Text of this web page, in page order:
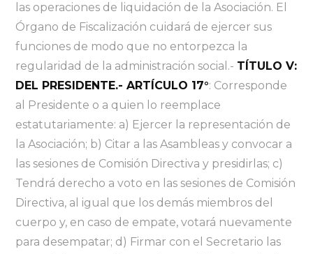
las operaciones de liquidación de la Asociación. El
Órgano de Fiscalización cuidará de ejercer sus
funciones de modo que no entorpezca la
regularidad de la administración social.- TÍTULO V:
DEL PRESIDENTE.- ARTÍCULO 17°: Corresponde
al Presidente o a quien lo reemplace
estatutariamente: a) Ejercer la representación de
la Asociación; b) Citar a las Asambleas y convocar a
las sesiones de Comisión Directiva y presidirlas; c)
Tendrá derecho a voto en las sesiones de Comisión
Directiva, al igual que los demás miembros del
cuerpo y, en caso de empate, votará nuevamente
para desempatar; d) Firmar con el Secretario las